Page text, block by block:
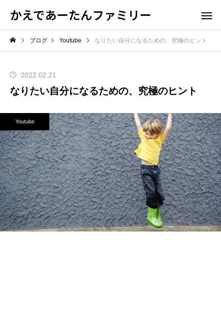
かえであーたんファミリー
ブログ Youtube なりたい自分になるための、究極のヒント
2022.02.21
なりたい自分になるための、究極のヒント
Youtube